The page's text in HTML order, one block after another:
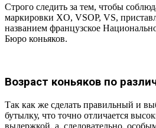
Строго следить за тем, чтобы
маркировки XO, VSOP, VS,
названием французское
Бюро коньяков.
Возраст коньяков по
Так как же сделать правильный и
бутылку, что точно отличается
выдержкой, а, следовательно,